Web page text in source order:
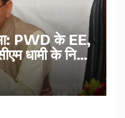
PWD के EE,
धामी के निर्देश